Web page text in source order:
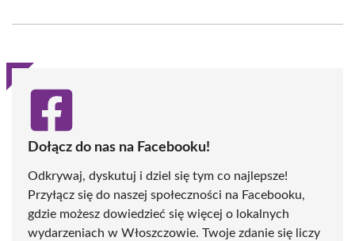
(Twitter)
Dołącz do nas na Facebooku!
Odkrywaj, dyskutuj i dziel się tym co najlepsze!
Przyłącz się do naszej społeczności na Facebooku,
gdzie możesz dowiedzieć się więcej o lokalnych
wydarzeniach w Włoszczowie. Twoje zdanie się liczy